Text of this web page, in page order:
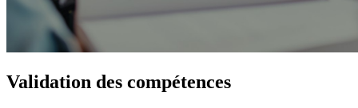
Validation des compétences